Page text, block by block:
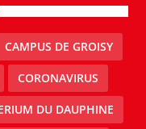
CAMPUS DE GROISY
CORONAVIRUS
DU DAUPHINE